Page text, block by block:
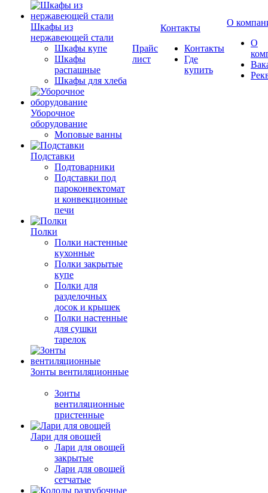
Шкафы из
нержавеющей стали
Шкафы купе
Шкафы
распашные
Шкафы для хлеба
Уборочное
оборудование
Моповые ванны
Подставки
Подтоварники
Подставки под
пароконвектомат
и конвекционные
печи
Полки
Полки настенные
кухонные
Полки закрытые
купе
Полки для
разделочных
досок и крышек
Полки настенные
для сушки
тарелок
Зонты вентиляционные
Зонты
вентиляционные
пристенные
Лари для овощей
Лари для овощей
закрытые
Лари для овощей
сетчатые
Прайс
лист
Контакты
Контакты
Где
купить
О
О